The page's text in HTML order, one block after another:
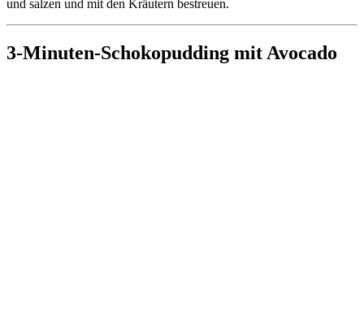
und salzen und mit den Kräutern bestreuen.
3-Minuten-Schokopudding mit Avocado